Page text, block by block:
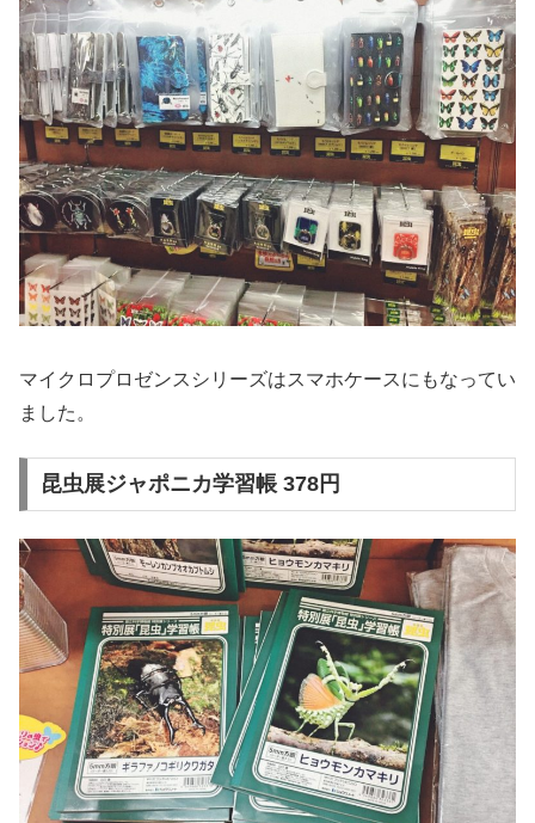
マイクロプロゼンスシリーズはスマホケースにもなってい
ました。
昆虫展ジャポニカ学習帳 378円